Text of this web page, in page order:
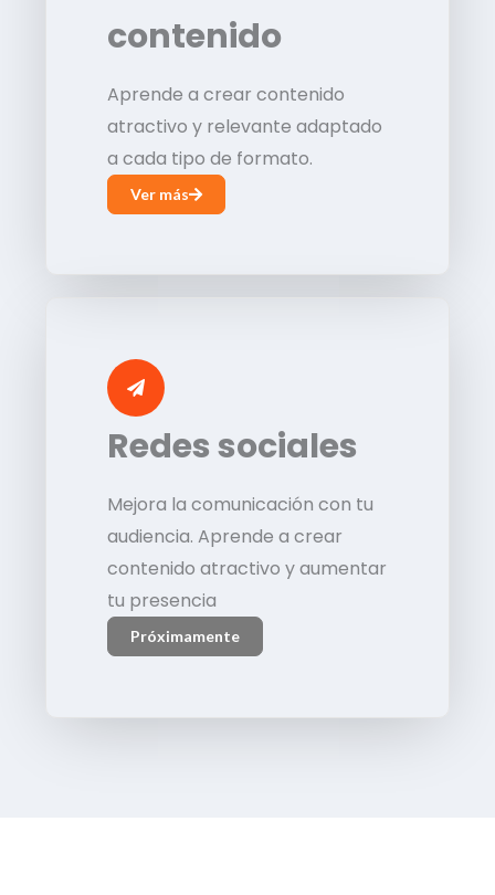
contenido
Aprende a crear contenido
atractivo y relevante adaptado
a cada tipo de formato.
Ver más
Redes sociales
Mejora la comunicación con tu
audiencia. Aprende a crear
contenido atractivo y aumentar
tu presencia
Próximamente